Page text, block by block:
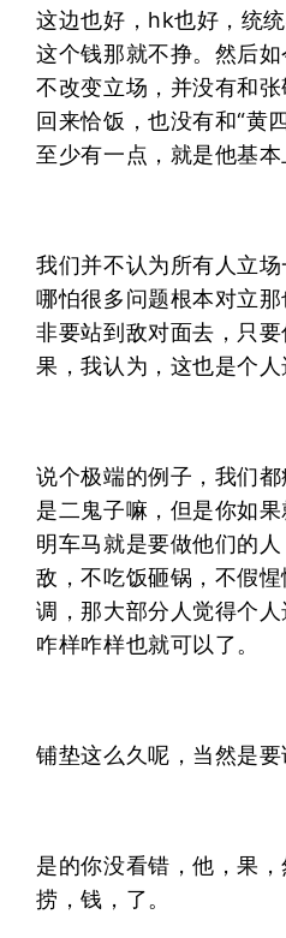
这边也好，hk也好，统
这个钱那就不挣。然后如
不改变立场，并没有和
回来恰饭，也没有和“黄
至少有一点，就是他基本
我们并不认为所有人立场
哪怕很多问题根本对立
非要站到敌对面去，只
果，我认为，这也是个人
说个极端的例子，我们
是二鬼子嘛，但是你如
明车马就是要做他们的
敌，不吃饭砸锅，不假
调，那大部分人觉得个
咋样咋样也就可以了。
铺垫这么久呢，当然是要
是的你没看错，他，果，
捞，钱，了。